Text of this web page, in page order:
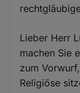
Lieber Herr
machen Sie
zum
Religiöse